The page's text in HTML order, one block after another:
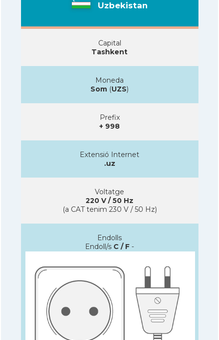
Uzbekistan
Capital
Tashkent
Moneda
Som (UZS)
Prefix
+ 998
Extensió Internet
.uz
Voltatge
220 V / 50 Hz
(a CAT tenim 230 V / 50 Hz)
Endolls
Endoll/s C / F -